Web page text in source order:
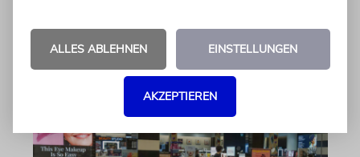
ALLES ABLEHNEN EINSTELLUNGEN
AKZEPTIEREN